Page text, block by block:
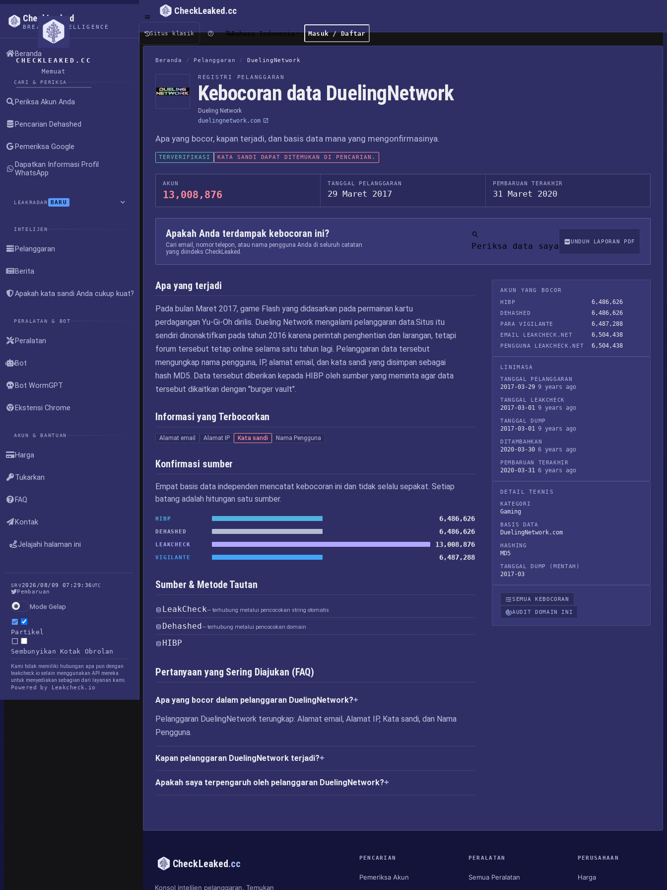
CHECKLEAKED.CC
Memuat
CheckLeaked
BREACH INTELLIGENCE
Beranda
CARI & PERIKSA
Periksa Akun Anda
Pencarian Dehashed
Pemeriksa Google
Dapatkan Informasi Profil
WhatsApp
LEAKRADAR BARU
INTELIJEN
Pelanggaran
Berita
Apakah kata sandi Anda cukup kuat?
PERALATAN & BOT
Peralatan
Bot
Bot WormGPT
Ekstensi Chrome
AKUN & BANTUAN
Harga
Tukarkan
FAQ
Kontak
Jelajahi halaman ini
SRV2026/08/09 07:29:36UTC
Pembaruan
Mode Gelap
Partikel
Sembunyikan Kotak Obrolan
Kami tidak memiliki hubungan apa pun dengan
leakcheck.io selain menggunakan API mereka
untuk menyediakan sebagian dari layanan kami.
Powered by Leakcheck.io
CheckLeaked.cc
Situs klasik Bahasa Indonesia Masuk / Daftar
Beranda / Pelanggaran / DuelingNetwork
REGISTRI PELANGGARAN
Kebocoran data DuelingNetwork
Dueling Network
duelingnetwork.com
Apa yang bocor, kapan terjadi, dan basis data mana yang mengonfirmasinya.
TERVERIFIKASI KATA SANDI DAPAT DITEMUKAN DI PENCARIAN.
AKUN
13,008,876
TANGGAL PELANGGARAN
29 Maret 2017
PEMBARUAN TERAKHIR
31 Maret 2020
Apakah Anda terdampak kebocoran ini?
Cari email, nomor telepon, atau nama pengguna Anda di seluruh catatan
yang diindeks CheckLeaked.
Periksa data saya UNDUH LAPORAN PDF
Apa yang terjadi
Pada bulan Maret 2017, game Flash yang didasarkan pada permainan kartu
perdagangan Yu-Gi-Oh dirilis. Dueling Network mengalami pelanggaran data.Situs itu
sendiri dinonaktifkan pada tahun 2016 karena perintah penghentian dan larangan, tetapi
forum tersebut tetap online selama satu tahun lagi. Pelanggaran data tersebut
mengungkap nama pengguna, IP, alamat email, dan kata sandi yang disimpan sebagai
hash MD5. Data tersebut diberikan kepada HIBP oleh sumber yang meminta agar data
tersebut dikaitkan dengan "burger vault".
Informasi yang Terbocorkan
Alamat email Alamat IP Kata sandi Nama Pengguna
Konfirmasi sumber
Empat basis data independen mencatat kebocoran ini dan tidak selalu sepakat. Setiap
batang adalah hitungan satu sumber.
HIBP 6,486,626
DEHASHED 6,486,626
LEAKCHECK 13,008,876
VIGILANTE 6,487,288
Sumber & Metode Tautan
LeakCheck— terhubung melalui pencocokan string otomatis
Dehashed— terhubung melalui pencocokan domain
HIBP
Pertanyaan yang Sering Diajukan (FAQ)
Apa yang bocor dalam pelanggaran DuelingNetwork?
Pelanggaran DuelingNetwork terungkap: Alamat email, Alamat IP, Kata sandi, dan Nama
Pengguna.
Kapan pelanggaran DuelingNetwork terjadi?
Apakah saya terpengaruh oleh pelanggaran DuelingNetwork?
AKUN YANG BOCOR
HIBP
6,486,626
DEHASHED 6,486,626
PARA VIGILANTE 6,487,288
EMAIL LEAKCHECK.NET 6,504,438
PENGGUNA LEAKCHECK.NET 6,504,438
LINIMASA
TANGGAL PELANGGARAN
2017-03-29 9 years ago
TANGGAL LEAKCHECK
2017-03-01 9 years ago
TANGGAL DUMP
2017-03-01 9 years ago
DITAMBAHKAN
2020-03-30 6 years ago
PEMBARUAN TERAKHIR
2020-03-31 6 years ago
DETAIL TEKNIS
KATEGORI
Gaming
BASIS DATA
DuelingNetwork.com
HASHING
MD5
TANGGAL DUMP (MENTAH)
2017-03
SEMUA KEBOCORAN
AUDIT DOMAIN INI
CheckLeaked.cc
Konsol intelijen pelanggaran. Temukan
PENCARIAN
Pemeriksa Akun
PERALATAN
Semua Peralatan
PERUSAHAAN
Harga